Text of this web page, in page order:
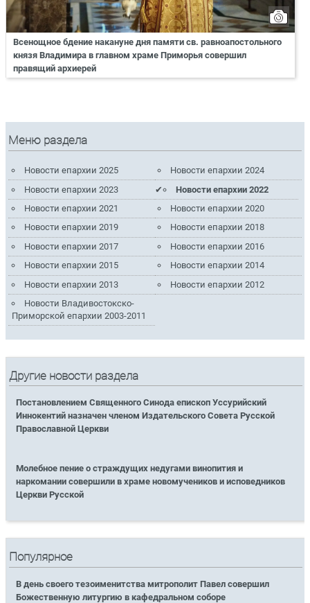
Всенощное бдение накануне дня памяти св. равноапостольного
князя Владимира в главном храме Приморья совершил
правящий архиерей
Меню раздела
Новости епархии 2025
Новости епархии 2024
Новости епархии 2023
Новости епархии 2022
Новости епархии 2021
Новости епархии 2020
Новости епархии 2019
Новости епархии 2018
Новости епархии 2017
Новости епархии 2016
Новости епархии 2015
Новости епархии 2014
Новости епархии 2013
Новости епархии 2012
Новости Владивостокско-
Приморской епархии 2003-2011
Другие новости раздела
Постановлением Священного Синода епископ Уссурийский
Иннокентий назначен членом Издательского Совета Русской
Православной Церкви
Молебное пение о страждущих недугами винопития и
наркомании совершили в храме новомучеников и исповедников
Церкви Русской
Популярное
В день своего тезоименитства митрополит Павел совершил
Божественную литургию в кафедральном соборе